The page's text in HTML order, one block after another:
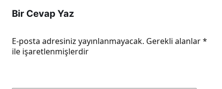
Bir Cevap Yaz
E-posta adresiniz yayınlanmayacak. Gerekli alanlar*
ile işaretlenmişlerdir